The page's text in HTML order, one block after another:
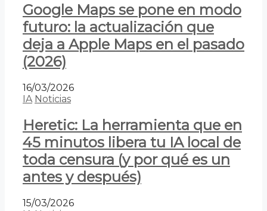
Google Maps se pone en modo
futuro: la actualización que
deja a Apple Maps en el pasado
(2026)
16/03/2026
IA Noticias
Heretic: La herramienta que en
45 minutos libera tu IA local de
toda censura (y por qué es un
antes y después)
15/03/2026